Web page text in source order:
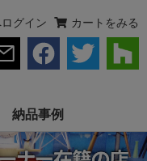
グイン カートをみる
納品事例